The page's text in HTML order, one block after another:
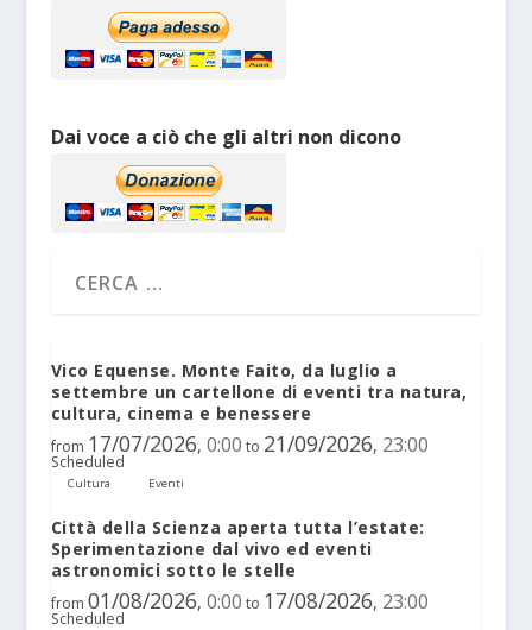
Dai voce a ciò che gli altri non dicono
Vico Equense. Monte Faito, da luglio a
settembre un cartellone di eventi tra natura,
cultura, cinema e benessere
from 17/07/2026, 0:00 to 21/09/2026, 23:00
Scheduled
Cultura Eventi
Città della Scienza aperta tutta l’estate:
Sperimentazione dal vivo ed eventi
astronomici sotto le stelle
from 01/08/2026, 0:00 to 17/08/2026, 23:00
Scheduled